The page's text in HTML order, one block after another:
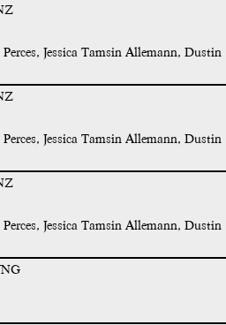
Jessica Tamsin Allemann, Dustin
Jessica Tamsin Allemann, Dustin
Jessica Tamsin Allemann, Dustin